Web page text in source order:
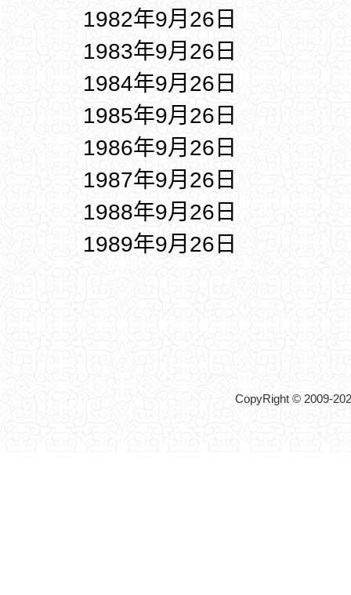
1982年9月26日
1983年9月26日
1984年9月26日
1985年9月26日
1986年9月26日
1987年9月26日
1988年9月26日
1989年9月26日
CopyRight © 2009-